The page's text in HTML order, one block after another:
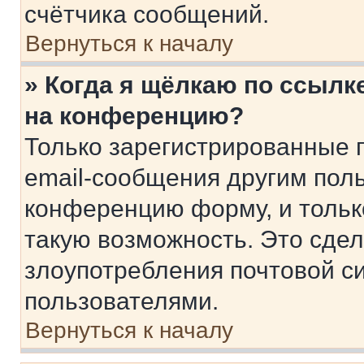
счётчика сообщений.
Вернуться к началу
» Когда я щёлкаю по
на конференцию?
Только зарегистрированные
email-сообщения другим
конференцию форму, и
такую возможность. Это
злоупотребления почтовой
пользователями.
Вернуться к началу